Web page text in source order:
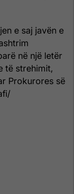
e saj javën e
në një letër
të strehimit,
Prokurores së